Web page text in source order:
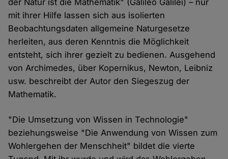
der Natur ist die Mathematik" (Galileo Galilei) – nur
mit ihrer Hilfe lassen sich aus isolierten
Beobachtungsdaten allgemeine Naturgesetze
herleiten, aus deren Kenntnis die Möglichkeit
entsteht, sich ihrer gezielt zu bedienen. Ausgehend
von Archimedes, über Kopernikus, Newton, Leibniz
usw. beschreibt der Autor den Siegeszug der
Mathematik.
"Die Umsetzung von Wissen in Technologie"
beziehungsweise "Die Anwendung von Wissen zum
Wohlergehen der Menschheit" bildet die vierte